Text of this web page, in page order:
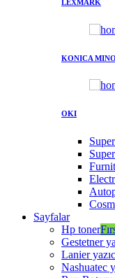
LEXMARK
KONICA
OKI
Sayfalar
Hp toner
Gestetner
Lanier
Nashuatec